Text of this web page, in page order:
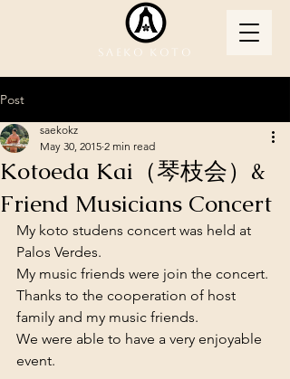
Saeko Koto
Post
Kotoeda Kai（琴枝会）&
Friend Musicians Concert
saekokz
May 30, 2015 2 min read
My koto studens concert was held at
Palos Verdes.
My music friends were join the concert.
Thanks to the cooperation of host
family and my music friends.
We were able to have a very enjoyable
event.